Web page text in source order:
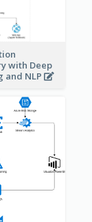
with Deep
and NLP